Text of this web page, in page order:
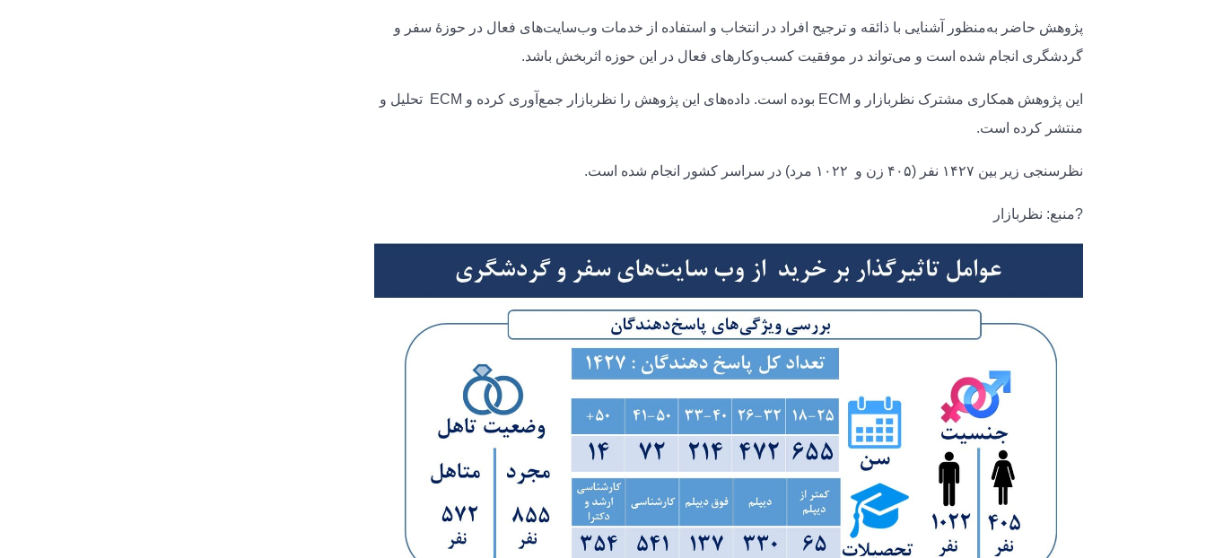
پژوهش حاضر به‌منظور آشنایی با ذائقه و ترجیح افراد در انتخاب و استفاده از خدمات وب‌سایت‌های فعال در حوزۀ سفر و
گردشگری انجام شده است و می‌تواند در موفقیت کسب‌و‌کارهای فعال در این حوزه اثربخش باشد.
این پژوهش همکاری مشترک نظربازار و ECM بوده است. داده‌های این پژوهش را نظربازار جمع‌آوری کرده و ECM تحلیل و
منتشر کرده است.
نظرسنجی زیر بین ۱۴۲۷ نفر (۴۰۵ زن و ۱۰۲۲ مرد) در سراسر کشور انجام شده است.
?منبع: نظربازار